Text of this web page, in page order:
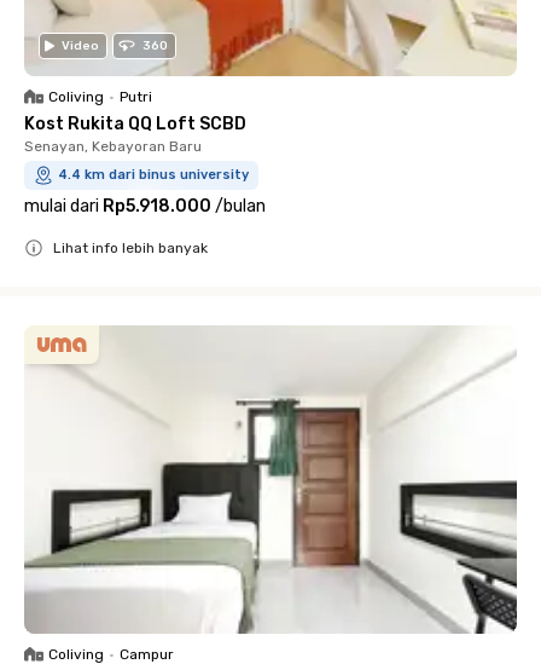
Video 360
Coliving • Putri
Kost Rukita QQ Loft SCBD
Senayan, Kebayoran Baru
4.4 km dari binus university
mulai dari Rp5.918.000 /bulan
Lihat info lebih banyak
Coliving • Campur